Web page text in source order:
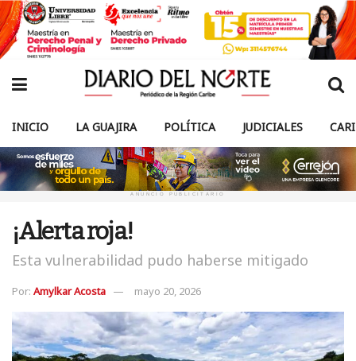
INICIO LA GUAJIRA POLÍTICA JUDICIALES
ANUNCIO PUBLICITARIO
¡Alerta roja!
Esta vulnerabilidad pudo haberse mitigado
Por: Amylkar Acosta mayo 20, 2026